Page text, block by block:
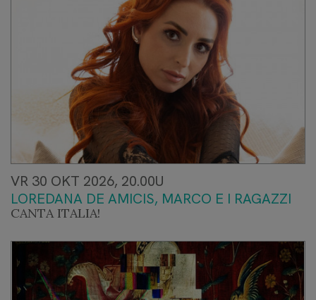
VR 30 OKT 2026, 20.00U
LOREDANA DE AMICIS, MARCO E I RAGAZZI
CANTA ITALIA!